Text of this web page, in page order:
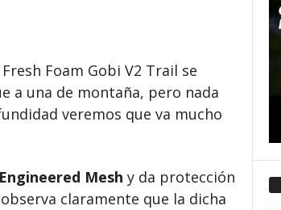
Foam Gobi V2 Trail se
a una de montaña, pero nada
veremos que va mucho
Mesh y da protección
claramente que la dicha